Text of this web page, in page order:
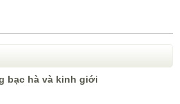
bạc hà và kinh giới